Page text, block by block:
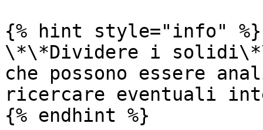
{% hint style="info" %}
\*\*Dividere i
che possono essere
ricercare eventuali
{% endhint %}